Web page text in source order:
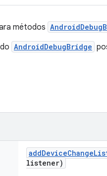
métodos
AndroidDebugBridge
addDeviceChange
listener)